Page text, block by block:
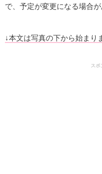
で、予定が変更になる場合
↓本文は写真の下から始まり
スポ